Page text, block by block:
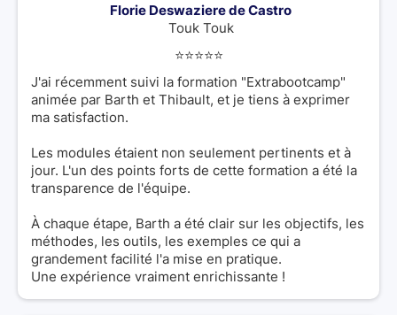
Florie Deswaziere de Castro
Touk Touk
⭐️⭐️⭐️⭐️⭐️
J'ai récemment suivi la formation "Extrabootcamp"
animée par Barth et Thibault, et je tiens à exprimer
ma satisfaction.
Les modules étaient non seulement pertinents et à
jour. L'un des points forts de cette formation a été la
transparence de l'équipe.
À chaque étape, Barth a été clair sur les objectifs, les
méthodes, les outils, les exemples ce qui a
grandement facilité l'a mise en pratique.
Une expérience vraiment enrichissante !